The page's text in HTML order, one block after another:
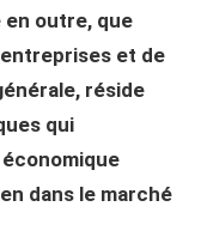
en outre, que
et de
réside
qui
dans le marché